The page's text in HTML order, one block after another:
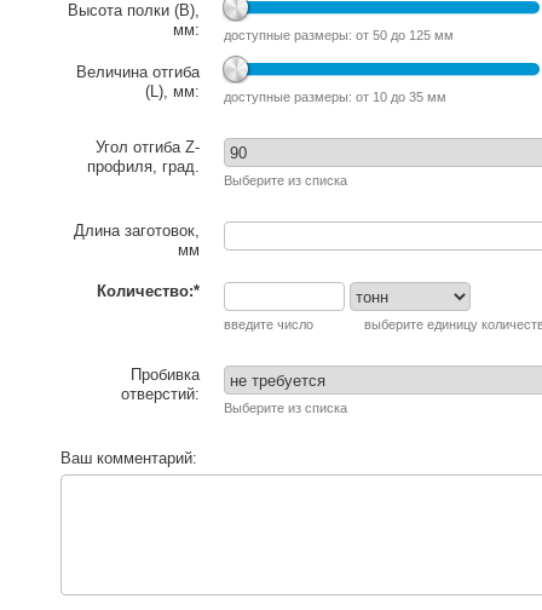
Высота полки (B),
мм:
доступные размеры: от 50 до 125 мм
Величина отгиба
(L), мм:
доступные размеры: от 10 до 35 мм
Угол отгиба Z-
профиля, град.
Выберите из списка
Длина заготовок,
мм
Количество:*
введите число выберите единицу
Пробивка
отверстий:
Выберите из списка
Ваш комментарий: